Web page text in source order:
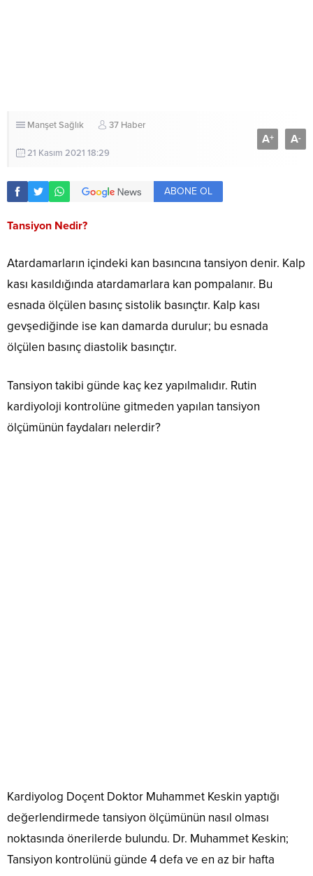
ManşetSağlık 37 Haber
21 Kasım 2021 18:29
A+ A-
ABONE OL
Tansiyon Nedir?
Atardamarların içindeki kan basıncına tansiyon denir. Kalp
kası kasıldığında atardamarlara kan pompalanır. Bu
esnada ölçülen basınç sistolik basınçtır. Kalp kası
gevşediğinde ise kan damarda durulur; bu esnada
ölçülen basınç diastolik basınçtır.
Tansiyon takibi günde kaç kez yapılmalıdır. Rutin
kardiyoloji kontrolüne gitmeden yapılan tansiyon
ölçümünün faydaları nelerdir?
Kardiyolog Doçent Doktor Muhammet Keskin yaptığı
değerlendirmede tansiyon ölçümünün nasıl olması
noktasında önerilerde bulundu. Dr. Muhammet Keskin;
Tansiyon kontrolünü günde 4 defa ve en az bir hafta